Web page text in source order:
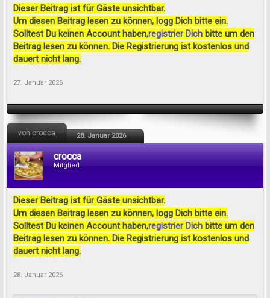
Dieser Beitrag ist für Gäste unsichtbar.
Um diesen Beitrag lesen zu können, logg Dich bitte ein.
Solltest Du keinen Account haben,registrier Dich bitte um den
Beitrag lesen zu können. Die Registrierung ist kostenlos und
dauert nicht lang.
27. Januar 2026
von crocca 28. Januar 2026
crocca
Mitglied
Dieser Beitrag ist für Gäste unsichtbar.
Um diesen Beitrag lesen zu können, logg Dich bitte ein.
Solltest Du keinen Account haben,registrier Dich bitte um den
Beitrag lesen zu können. Die Registrierung ist kostenlos und
dauert nicht lang.
28. Januar 2026